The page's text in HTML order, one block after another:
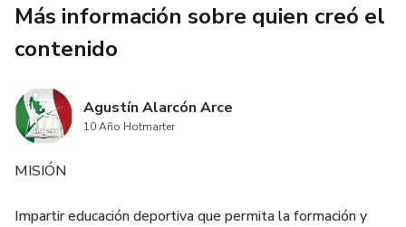
Más información sobre quien creó el
contenido
Agustín Alarcón Arce
10 Año Hotmarter
MISIÓN
Impartir educación deportiva que permita la formación y